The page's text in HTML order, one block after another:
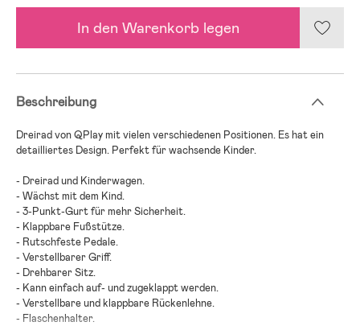
In den Warenkorb legen
Beschreibung
Dreirad von QPlay mit vielen verschiedenen Positionen. Es hat ein
detailliertes Design. Perfekt für wachsende Kinder.
- Dreirad und Kinderwagen.
- Wächst mit dem Kind.
- 3-Punkt-Gurt für mehr Sicherheit.
- Klappbare Fußstütze.
- Rutschfeste Pedale.
- Verstellbarer Griff.
- Drehbarer Sitz.
- Kann einfach auf- und zugeklappt werden.
- Verstellbare und klappbare Rückenlehne.
- Flaschenhalter.